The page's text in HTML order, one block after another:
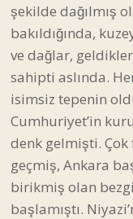
şekilde dağılmış
bakıldığında,
ve dağlar,
sahipti aslında.
isimsiz tepenin
Cumhuriyet’in
denk gelmişti. Çok
geçmiş, Ankara
birikmiş olan
başlamıştı.